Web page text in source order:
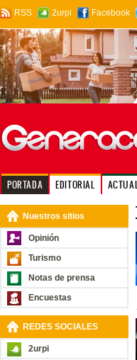
RSS 2urpi Facebook
PORTADA EDITORIAL
Nuestros sitios
Opinión
Turismo
Notas de prensa
Encuestas
REDES SOCIALES
2urpi